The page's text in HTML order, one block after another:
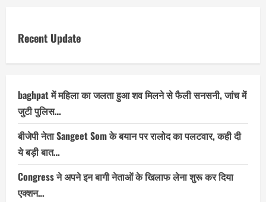
Recent Update
baghpat में महिला का जलता हुआ शव मिलने से फैली सनसनी, जांच में
जुटी पुलिस…
बीजेपी नेता Sangeet Som के बयान पर रालोद का पलटवार, कही दी
ये बड़ी बात…
Congress ने अपने इन बागी नेताओं के खिलाफ लेना शुरू कर दिया
एक्शन…